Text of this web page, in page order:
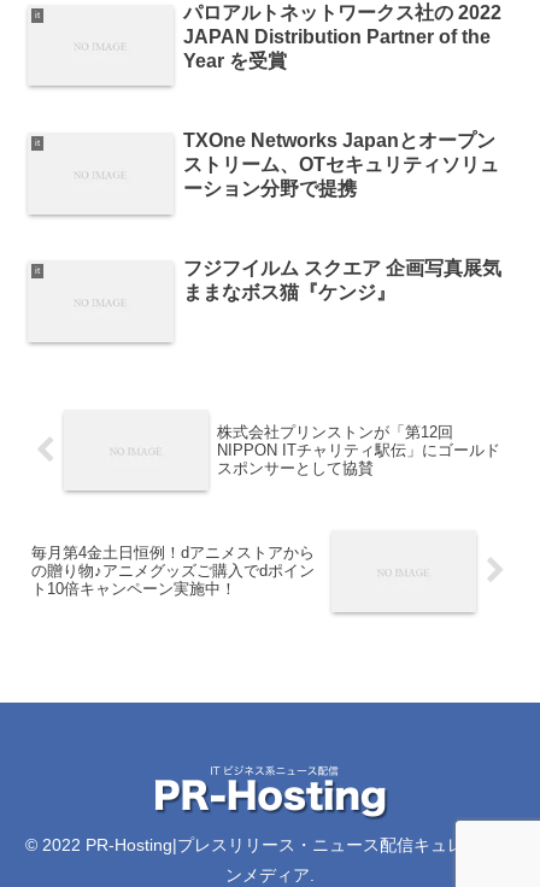
it
パロアルトネットワークス社の 2022
JAPAN Distribution Partner of the
Year を受賞
it
TXOne Networks Japanとオープン
ストリーム、OTセキュリティソリュ
ーション分野で提携
it
フジフイルム スクエア 企画写真展気
ままなボス猫『ケンジ』
株式会社プリンストンが「第12回
NIPPON ITチャリティ駅伝」にゴールド
スポンサーとして協賛
毎月第4金土日恒例！dアニメストアから
の贈り物♪アニメグッズご購入でdポイン
ト10倍キャンペーン実施中！
© 2022 PR-Hosting|プレスリリース・ニュース配信キュレーショ
ンメディア.